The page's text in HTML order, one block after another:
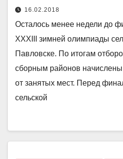
16.02.2018
Осталось менее недели до
XXXIII зимней олимпиады
Павловске. По итогам
сборным районов начислены
от занятых мест. Перед
сельской